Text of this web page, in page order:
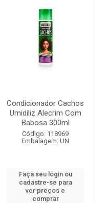
Condicionador Cachos
Umidiliz Alecrim Com
Babosa 300ml
Código: 118969
Embalagem: UN
Faça seu login ou
cadastre-se para
ver preços e
comprar